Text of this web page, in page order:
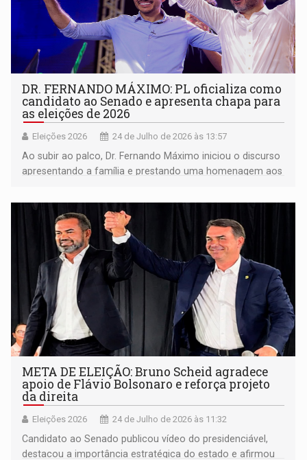
DR. FERNANDO MÁXIMO: PL oficializa como
candidato ao Senado e apresenta chapa para
as eleições de 2026
Eleições 2026 24 de Julho de 2026 às 13:57
Ao subir ao palco, Dr. Fernando Máximo iniciou o discurso
apresentando a família e prestando uma homenagem aos
trajetória
META DE ELEIÇÃO: Bruno Scheid agradece
apoio de Flávio Bolsonaro e reforça projeto
da direita
Eleições 2026 24 de Julho de 2026 às 11:32
Candidato ao Senado publicou vídeo do presidenciável,
destacou a importância estratégica do estado e afirmou